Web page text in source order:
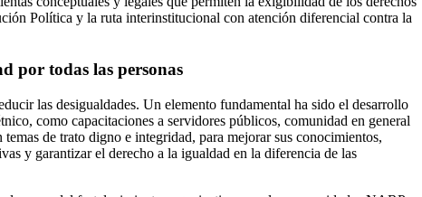
Política y la ruta interinstitucional con atención diferencial contra la
por todas las personas
las desigualdades. Un elemento fundamental ha sido el desarrollo
como capacitaciones a servidores públicos, comunidad en general
de trato digno e integridad, para mejorar sus conocimientos,
y garantizar el derecho a la igualdad en la diferencia de las